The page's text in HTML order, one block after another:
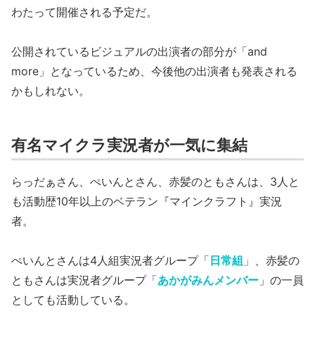
わたって開催される予定だ。
公開されているビジュアルの出演者の部分が「and
more」となっているため、今後他の出演者も発表される
かもしれない。
有名マイクラ実況者が一気に集結
らっだぁさん、ぺいんとさん、赤髪のともさんは、3人と
も活動歴10年以上のベテラン『マインクラフト』実況
者。
ぺいんとさんは4人組実況者グループ「 日常組 」、赤髪の
ともさんは実況者グループ「あかがみんメンバー 」の一員
としても活動している。